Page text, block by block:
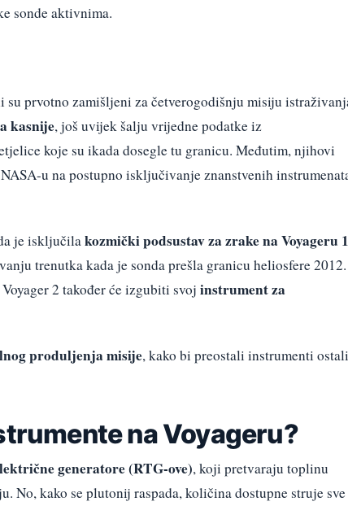
sonde aktivnima.
su prvotno zamišljeni za četverogodišnju misiju
kasnije, još uvijek šalju vrijedne podatke iz
koje su ikada dosegle tu granicu. Međutim, njihovi
u na postupno isključivanje znanstvenih
je isključilakozmički podsustav za zrake na Voyageru 1
trenutka kada je sonda prešla granicu heliosfere 2012.
Voyager 2 također će izgubiti svoj instrument za
produljenja misije, kako bi preostali instrumenti ostali
na Voyageru?
generatore (RTG-ove), koji pretvaraju toplinu
No, kako se plutonij raspada, količina dostupne struje sve